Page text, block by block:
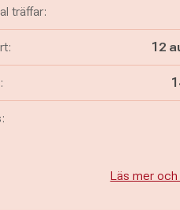
träffar:
12
Läs mer och